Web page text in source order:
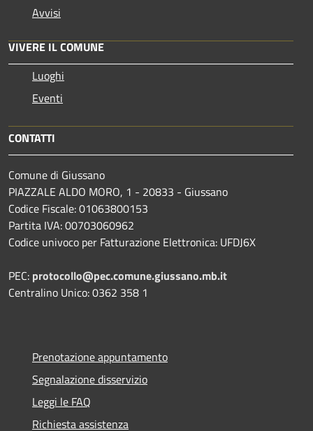
Avvisi
VIVERE IL COMUNE
Luoghi
Eventi
CONTATTI
Comune di Giussano
PIAZZALE ALDO MORO, 1 - 20833 - Giussano
Codice Fiscale: 01063800153
Partita IVA: 00703060962
Codice univoco per Fatturazione Elettronica: UFDJ6X
PEC: protocollo@pec.comune.giussano.mb.it
Centralino Unico: 0362 358 1
Prenotazione appuntamento
Segnalazione disservizio
Leggi le FAQ
Richiesta assistenza